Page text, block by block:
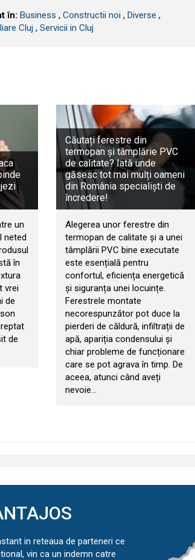
în: Business , Constructii noi , Diverse ,
Cluj , Servicii in Cluj
un
neted
în
vrei
de
de
Căutați ferestre din
termopan și tâmplărie PVC
de calitate? Iată unde
găsesc tot mai mulți oameni
din România specialiști de
încredere!
Alegerea unor ferestre din
termopan de calitate și a unei
tâmplării PVC bine executate
este esențială pentru
confortul, eficiența energetică
și siguranța unei locuințe.
Ferestrele montate
necorespunzător pot duce la
pierderi de căldură, infiltrații de
apă, apariția condensului și
chiar probleme de funcționare
care se pot agrava în timp. De
aceea, atunci când aveți
nevoie…
in reteaua de parteneri ce
vin ca un indemn catre